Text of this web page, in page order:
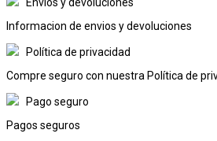
Informacion de envios y devoluciones
Política de privacidad
Compre seguro con nuestra Política de
Pago seguro
Pagos seguros